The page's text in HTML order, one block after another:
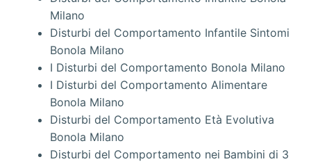
Milano
Disturbi del Comportamento Infantile Sintomi
Bonola Milano
I Disturbi del Comportamento Bonola Milano
I Disturbi del Comportamento Alimentare
Bonola Milano
Disturbi del Comportamento Età Evolutiva
Bonola Milano
Disturbi del Comportamento nei Bambini di 3